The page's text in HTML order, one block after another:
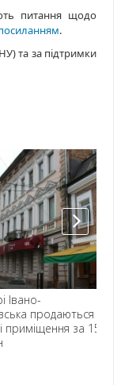
питання щодо
.
та за підтримки
Івано-
продаються
приміщення за 15